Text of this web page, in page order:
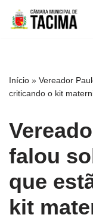
Pular
Início » Vereador
criticando o kit
falou
que
kit